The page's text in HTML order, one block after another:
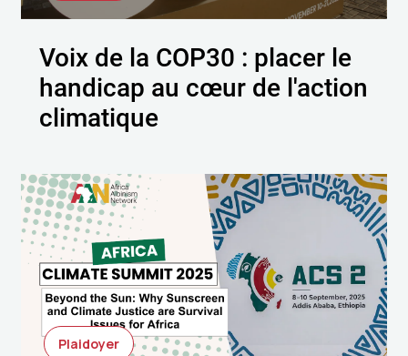
Voix de la COP30 : placer le
handicap au cœur de l'action
climatique
Plaidoyer